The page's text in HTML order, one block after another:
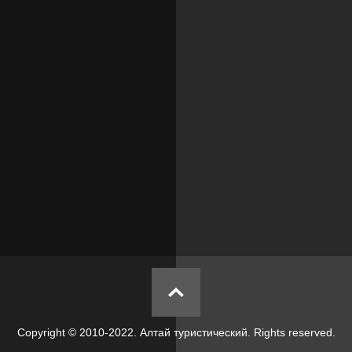
Copyright © 2010-2022. Алтай туристический. Rights reserved.